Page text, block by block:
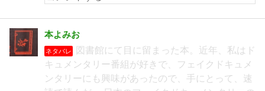
本よみお
ネタバレ
図書館にて目に留まった本。近年、私はド
キュメンタリー番組が好きで、フェイクドキュメ
ンタリーにも興味があったので、手にとって、速